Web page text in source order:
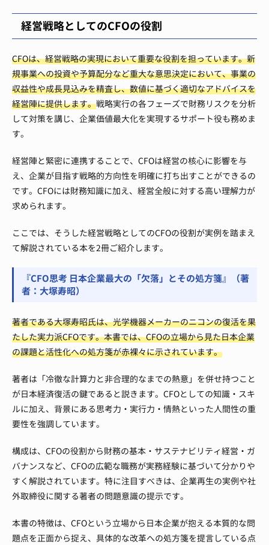
経営戦略としてのCFOの役割
CFOは、経営戦略の実現において重要な役割を担っています。新
規事業への投資や予算配分など重大な意思決定において、事業の
収益性や成長見込みを精査し、数値に基づく適切なアドバイスを
経営陣に提供します。戦略実行の各フェーズで財務リスクを分析
して対策を講じ、企業価値最大化を実現するサポート役も務めま
す。
経営陣と緊密に連携することで、CFOは経営の核心に影響を与
え、企業が目指す戦略的方向性を明確に打ち出すことができるの
です。CFOには財務知識に加え、経営全般に対する高い理解力が
求められます。
ここでは、そうした経営戦略としてのCFOの役割が実例を踏まえ
て解説されている本を2冊ご紹介します。
『CFO思考 日本企業最大の「欠落」とその処方箋』（著
者：大塚寿昭）
著者である大塚寿昭氏は、光学機器メーカーのニコンの復活を果
たした実力派CFOです。本書では、CFOの立場から見た日本企業
の課題と活性化への処方箋が赤裸々に示されています。
著者は「冷徹な計算力と非合理的なまでの熱意」を併せ持つこと
が日本経済復活の鍵であると説きます。CFOとしての知識・スキ
ルに加え、背景にある思考力・実行力・情熱といった人間性の重
要性を強調しています。
構成は、CFOの役割から財務の基本・サステナビリティ経営・ガ
バナンスなど、CFOの広範な職務が実務経験に基づいて分かりや
すく解説されています。特に注目すべきは、企業再生の実例や社
外取締役に関する著者の問題意識の提示です。
本書の特徴は、CFOという立場から日本企業が抱える本質的な問
題点を正面から捉え、具体的な改革への処方箋を提言している点